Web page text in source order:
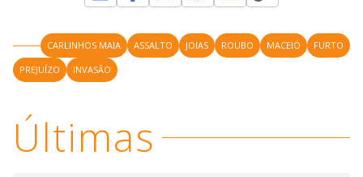
CARLINHOS MAIA ASSALTO JOIAS ROUBO MACEIÓ
FURTO
PREJUÍZO
INVASÃO
Últimas